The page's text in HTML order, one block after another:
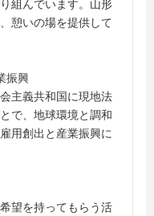
組んでいます。山形
憩いの場を提供して
振興
主義共和国に現地法
で、地球環境と調和
用創出と産業振興に
望を持ってもらう活